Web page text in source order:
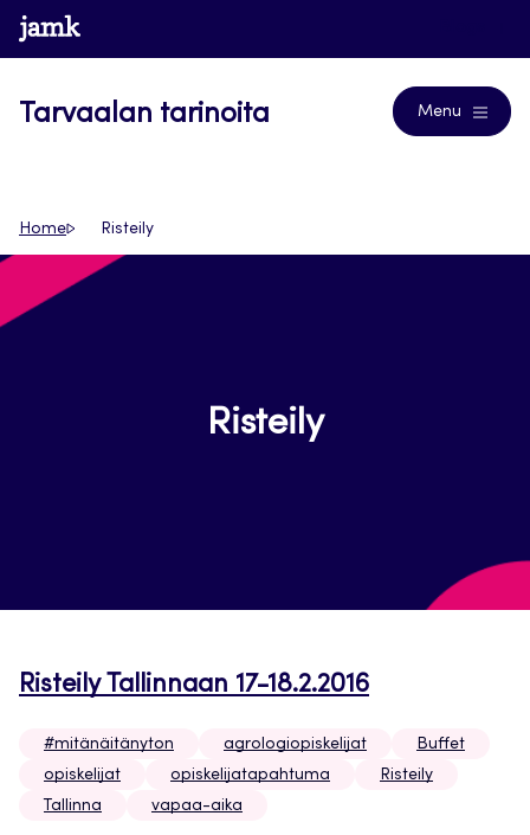
Siirry
suoraan
www.jamk.fi
Tarvaalan tarinoita Menu
Home Risteily
Risteily
Risteily Tallinnaan 17-18.2.2016
#mitänäitänyton agrologiopiskelijat
Buffet
opiskelijat
opiskelijatapahtuma
Risteily
Tallinna
vapaa-aika